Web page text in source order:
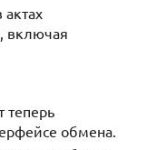
включая
теперь
обмена.